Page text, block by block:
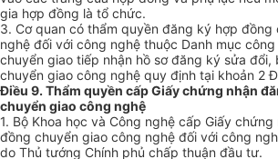
gia hợp đồng là tổ chức.
3. Cơ quan có thẩm quyền đăng ký hợp đồng
nghệ đối với công nghệ thuộc Danh mục
chuyển giao tiếp nhận hồ sơ đăng ký sửa đổi,
chuyển giao công nghệ quy định tại khoản 2
Điều 9. Thẩm quyền cấp Giấy chứng nhận
chuyển giao công nghệ
1. Bộ Khoa học và Công nghệ cấp Giấy
đồng chuyển giao công nghệ đối với công
do Thủ tướng Chính phủ chấp thuận đầu tư.